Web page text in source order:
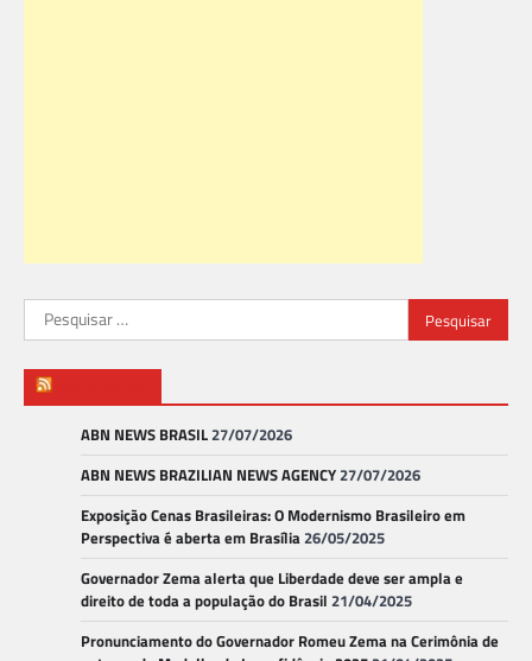
Pesquisar
por:
ABN NEWS BRASIL27/07/2026
ABN NEWS BRAZILIAN NEWS AGENCY27/07/2026
Exposição Cenas Brasileiras: O Modernismo Brasileiro em
Perspectiva é aberta em Brasília26/05/2025
Governador Zema alerta que Liberdade deve ser ampla e
direito de toda a população do Brasil 21/04/2025
Pronunciamento do Governador Romeu Zema na Cerimônia de